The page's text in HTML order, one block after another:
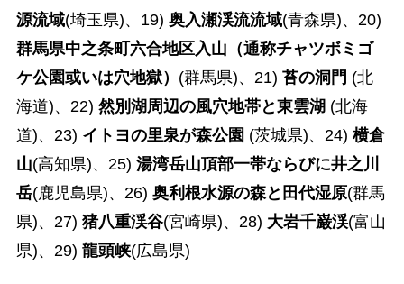
源流域(埼玉県)、19) 奥入瀬渓流流域(青森県)、20)
群馬県中之条町六合地区入山（通称チャツボミゴ
ケ公園或いは穴地獄） (群馬県)、21) 苔の洞門 (北
海道)、22) 然別湖周辺の風穴地帯と東雲湖 (北海
道)、23) イトヨの里泉が森公園 (茨城県)、24) 横倉
山(高知県)、25) 湯湾岳山頂部一帯ならびに井之川
岳(鹿児島県)、26) 奥利根水源の森と田代湿原(群馬
県)、27) 猪八重渓谷(宮崎県)、28) 大岩千巌渓(富山
県)、29) 龍頭峡(広島県)